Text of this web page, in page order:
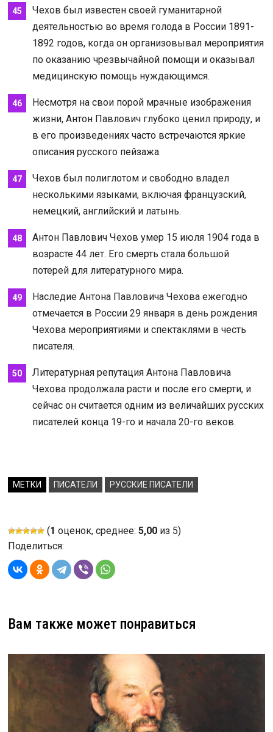
Чехов был известен своей гуманитарной
деятельностью во время голода в России 1891-
1892 годов, когда он организовывал мероприятия
по оказанию чрезвычайной помощи и оказывал
медицинскую помощь нуждающимся.
Несмотря на свои порой мрачные изображения
жизни, Антон Павлович глубоко ценил природу, и
в его произведениях часто встречаются яркие
описания русского пейзажа.
Чехов был полиглотом и свободно владел
несколькими языками, включая французский,
немецкий, английский и латынь.
Антон Павлович Чехов умер 15 июля 1904 года в
возрасте 44 лет. Его смерть стала большой
потерей для литературного мира.
Наследие Антона Павловича Чехова ежегодно
отмечается в России 29 января в день рождения
Чехова мероприятиями и спектаклями в честь
писателя.
Литературная репутация Антона Павловича
Чехова продолжала расти и после его смерти, и
сейчас он считается одним из величайших русских
писателей конца 19-го и начала 20-го веков.
МЕТКИ ПИСАТЕЛИ РУССКИЕ ПИСАТЕЛИ
(1 оценок, среднее: 5,00из 5)
Поделиться:
Вам также может понравиться